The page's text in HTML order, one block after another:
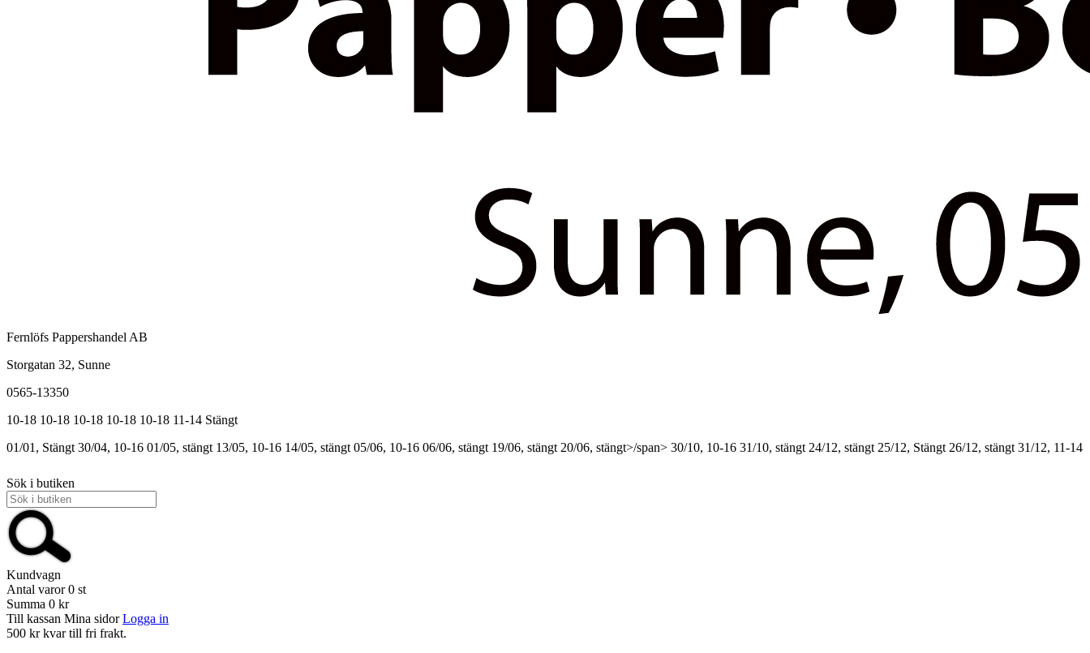
Fernlöfs Pappershandel AB
Storgatan 32, Sunne
0565-13350
10-18 10-18 10-18 10-18 10-18 11-14 Stängt
01/01, Stängt 30/04, 10-16 01/05, stängt 13/05, 10-16 14/05, stängt 05/06, 10-16 06/06, stängt 19/06, stängt 20/06, stängt>/span> 30/10, 10-16 31/10, stängt 24/12, stängt 25/12, Stängt 26/12, stängt 31/12, 11-14
Sök i butiken
Kundvagn
Antal varor 0 st
Summa 0 kr
Till kassan Mina sidor Logga in
500 kr kvar till fri frakt.